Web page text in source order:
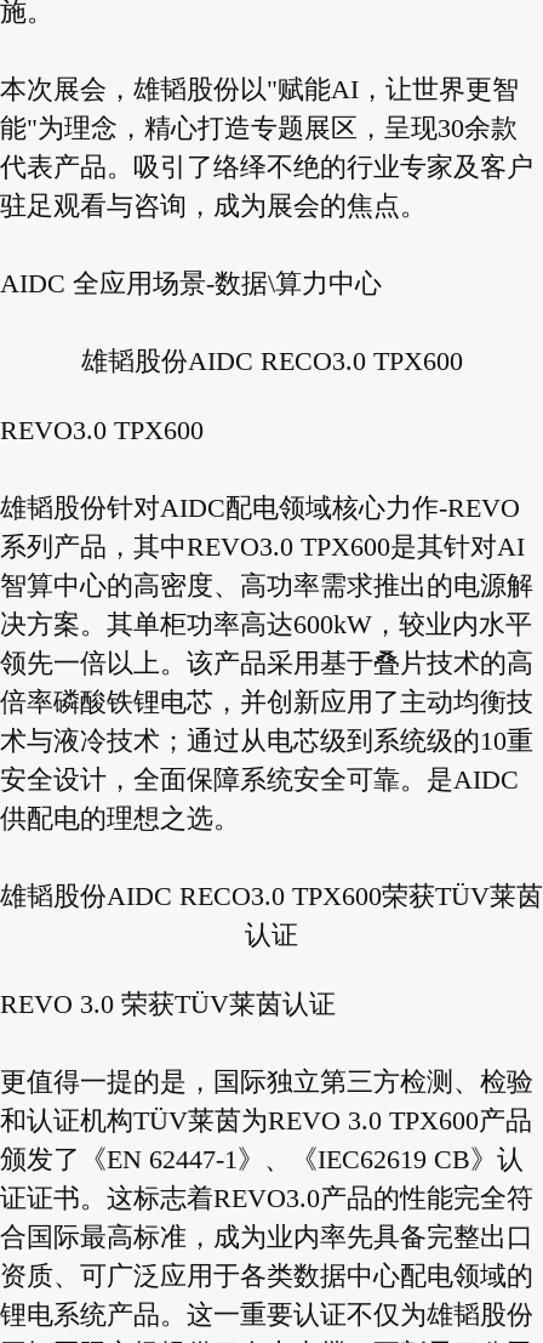
施。
本次展会，雄韬股份以"赋能AI，让世界更智
能"为理念，精心打造专题展区，呈现30余款
代表产品。吸引了络绎不绝的行业专家及客户
驻足观看与咨询，成为展会的焦点。
AIDC 全应用场景-数据\算力中心
雄韬股份AIDC RECO3.0 TPX600
REVO3.0 TPX600
雄韬股份针对AIDC配电领域核心力作-REVO
系列产品，其中REVO3.0 TPX600是其针对AI
智算中心的高密度、高功率需求推出的电源解
决方案。其单柜功率高达600kW，较业内水平
领先一倍以上。该产品采用基于叠片技术的高
倍率磷酸铁锂电芯，并创新应用了主动均衡技
术与液冷技术；通过从电芯级到系统级的10重
安全设计，全面保障系统安全可靠。是AIDC
供配电的理想之选。
雄韬股份AIDC RECO3.0 TPX600荣获TÜV莱茵
认证
REVO 3.0 荣获TÜV莱茵认证
更值得一提的是，国际独立第三方检测、检验
和认证机构TÜV莱茵为REVO 3.0 TPX600产品
颁发了《EN 62447-1》、《IEC62619 CB》认
证证书。这标志着REVO3.0产品的性能完全符
合国际最高标准，成为业内率先具备完整出口
资质、可广泛应用于各类数据中心配电领域的
锂电系统产品。这一重要认证不仅为雄韬股份